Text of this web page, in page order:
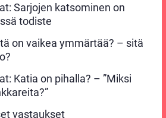
Sarjojen katsominen on
todiste
on vaikea ymmärtää? – sitä
Katia on pihalla? – ”Miksi
vastaukset